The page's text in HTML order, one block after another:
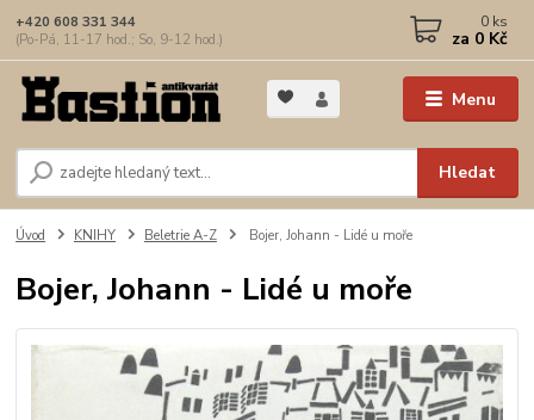
Menu
Hledat
+420 608 331 344
(Po-Pá, 11-17 hod.; So, 9-12 hod.)
0 ks
za 0 Kč
Úvod KNIHY Beletrie A-Z Bojer, Johann - Lidé u moře
Bojer, Johann - Lidé u moře